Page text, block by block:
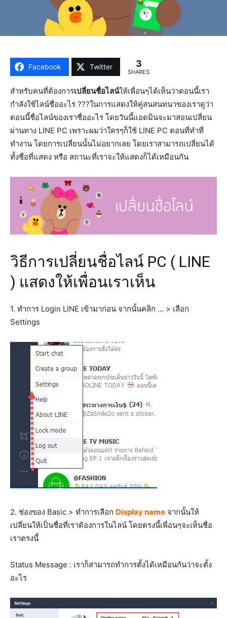
Facebook Twitter 3
SHARES
สำหรับคนที่ต้องการเปลี่ยนชื่อไลน์ให้เพื่อนๆได้เห็นว่าตอนนี้เรา
กำลังใช้ไลน์ชื่ออะไร ???ในการแสดงให้คู่สนสนทนาของเราดูว่า
ตอนนี้ชื่อไลน์ของเราชื่ออะไร โดยวันนี้แอดมินจะมาสอนเปลี่ยน
ผ่านทาง LINE PC เพราะผมว่าใครๆก็ใช้ LINE PC ตอนที่ทำที่
ทำงาน โดยการเปลี่ยนนั้นไม่อยากเลย โดยเราสามารถเปลี่ยนได้
ทั้งชื่อที่แสดง หรือ สถานะที่เราจะให้แสดงก็ได้เหมือนกัน
วิธีการเปลี่ยนชื่อไลน์ PC ( LINE
) แสดงให้เพื่อนเราเห็น
1. ทำการ Login LINE เข้ามาก่อน จากนั้นคลิก … > เลือก
Settings
2. ช่องของ Basic > ทำการเลือก Display name จากนั้นให้
เปลี่ยนให้เป็นชื่อที่เราต้องการในไลน์ โดยตรงนี้เพื่อนๆจะเห็นชื่อ
เราตรงนี้
Status Message : เราก็สามารถทำการตั้งได้เหมือนกันว่าจะตั้ง
อะไร